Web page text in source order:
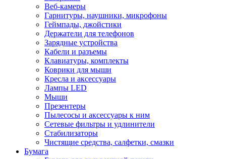
Веб-камеры
Гарнитуры, наушники, микрофоны
Геймпады, джойстики
Держатели для телефонов
Зарядные устройства
Кабели и разъемы
Клавиатуры, комплекты
Коврики для мыши
Кресла и аксессуары
Лампы LED
Мыши
Презентеры
Пылесосы и аксессуары к ним
Сетевые фильтры и удлинители
Стабилизаторы
Чистящие средства, салфетки, смазки
Бумага